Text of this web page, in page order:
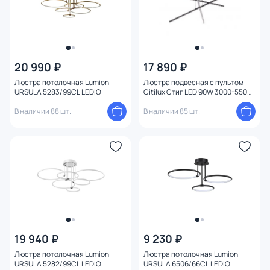
20 990 ₽
Люстра потолочная Lumion
URSULA 5283/99CL LEDIO
В наличии 88 шт.
17 890 ₽
Люстра подвесная с пультом
Citilux Стиг LED 90W 3000-5500К
В наличии 85 шт.
19 940 ₽
Люстра потолочная Lumion
URSULA 5282/99CL LEDIO
9 230 ₽
Люстра потолочная Lumion
URSULA 6506/66CL LEDIO